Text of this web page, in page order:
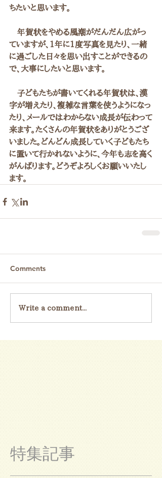
ちたいと思います。
年賀状をやめる風潮がだんだん広がっ
ていますが、1年に1度写真を見たり、一緒
に過ごした日々を思い出すことができるの
で、大事にしたいと思います。
子どもたちが書いてくれる年賀状は、漢
字が増えたり、複雑な言葉を使うようになっ
たり、メールではわからない成長が伝わって
来ます。たくさんの年賀状をありがとうござ
いました。どんどん成長していく子どもたち
に置いて行かれないように、今年も志を高く
がんばります。どうぞよろしくお願いいたし
ます。
Comments
Write a comment...
特集記事